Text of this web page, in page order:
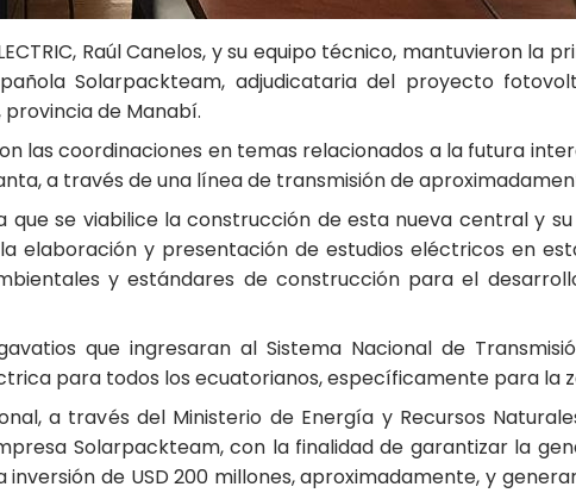
Raúl Canelos, y su equipo técnico, mantuvieron la
Solarpackteam, adjudicataria del proyecto
de Manabí.
las coordinaciones en temas relacionados a la futura
a través de una línea de transmisión de
se viabilice la construcción de esta nueva central y
elaboración y presentación de estudios eléctricos en
y estándares de construcción para el
que ingresaran al Sistema Nacional de
para todos los ecuatorianos, específicamente para la
a través del Ministerio de Energía y Recursos
Solarpackteam, con la finalidad de garantizar la
de USD 200 millones, aproximadamente, y